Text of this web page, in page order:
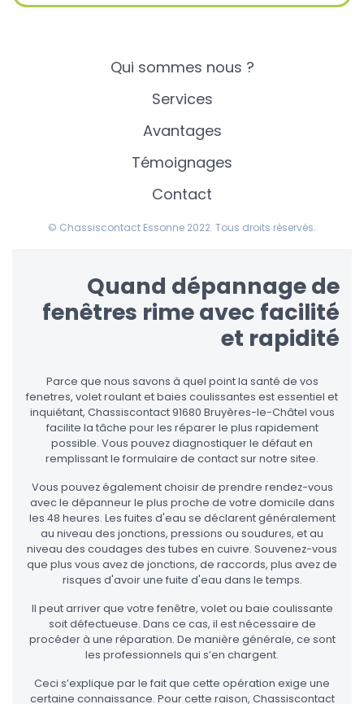
Qui sommes nous ?
Services
Avantages
Témoignages
Contact
© Chassiscontact Essonne 2022. Tous droits réservés.
Quand dépannage de
fenêtres rime avec facilité
et rapidité
Parce que nous savons à quel point la santé de vos
fenetres, volet roulant et baies coulissantes est essentiel et
inquiétant, Chassiscontact 91680 Bruyères-le-Châtel vous
facilite la tâche pour les réparer le plus rapidement
possible. Vous pouvez diagnostiquer le défaut en
remplissant le formulaire de contact sur notre sitee.
Vous pouvez également choisir de prendre rendez-vous
avec le dépanneur le plus proche de votre domicile dans
les 48 heures. Les fuites d'eau se déclarent généralement
au niveau des jonctions, pressions ou soudures, et au
niveau des coudages des tubes en cuivre. Souvenez-vous
que plus vous avez de jonctions, de raccords, plus avez de
risques d'avoir une fuite d'eau dans le temps.
Il peut arriver que votre fenêtre, volet ou baie coulissante
soit défectueuse. Dans ce cas, il est nécessaire de
procéder à une réparation. De manière générale, ce sont
les professionnels qui s’en chargent.
Ceci s’explique par le fait que cette opération exige une
certaine connaissance. Pour cette raison, Chassiscontact